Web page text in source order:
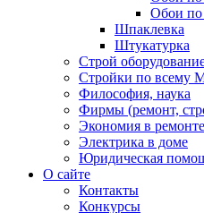
Обои
Шпаклевка
Штукатурка
Строй
Стройки по всему
Философия, наука
Фирмы (ремонт,
Экономия в ремонте
Электрика в доме
Юридическая
О сайте
Контакты
Конкурсы